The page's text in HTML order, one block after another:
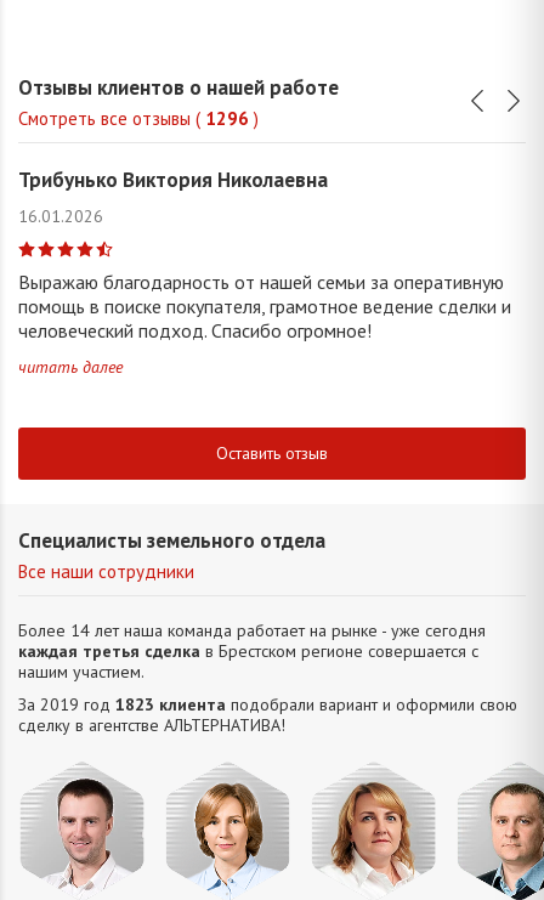
Отзывы клиентов о нашей работе
Смотреть все отзывы ( 1296 )
Трибунько Виктория Николаевна
16.01.2026
Выражаю благодарность от нашей семьи за оперативную
помощь в поиске покупателя, грамотное ведение сделки и
человеческий подход. Спасибо огромное!
читать далее
Оставить отзыв
Специалисты земельного отдела
Все наши сотрудники
Более 14 лет наша команда работает на рынке - уже сегодня
каждая третья сделка в Брестском регионе совершается с
нашим участием.
За 2019 год 1823 клиента подобрали вариант и оформили свою
сделку в агентстве АЛЬТЕРНАТИВA!